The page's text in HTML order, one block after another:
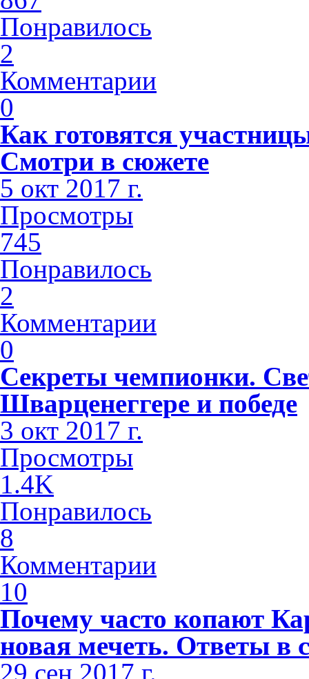
Понравилось
2
Комментарии
0
Как готовятся
Смотри в сюжете
5 окт 2017 г.
Просмотры
745
Понравилось
2
Комментарии
0
Секреты чемпионки.
Шварценеггере и победе
3 окт 2017 г.
Просмотры
1.4K
Понравилось
8
Комментарии
10
Почему часто копают
новая мечеть. Ответы в
29 сен 2017 г.